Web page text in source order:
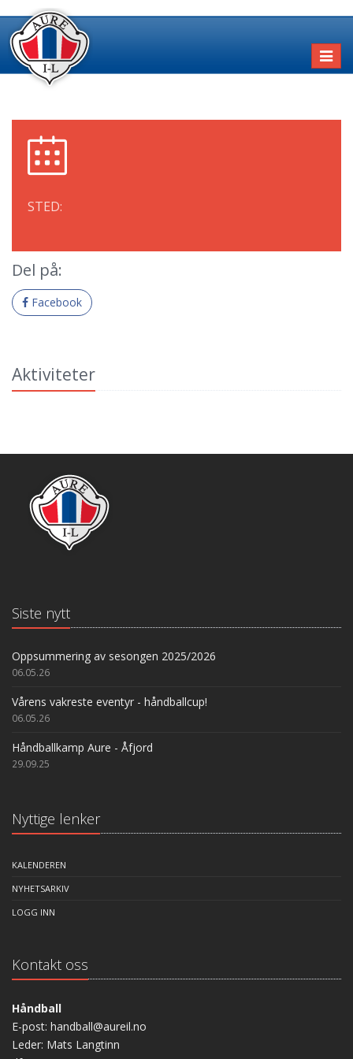
STED:
Del på:
Facebook
Aktiviteter
Siste nytt
Oppsummering av sesongen 2025/2026
06.05.26
Vårens vakreste eventyr - håndballcup!
06.05.26
Håndballkamp Aure - Åfjord
29.09.25
Nyttige lenker
KALENDEREN
NYHETSARKIV
LOGG INN
Kontakt oss
Håndball
E-post: handball@aureil.no
Leder: Mats Langtinn